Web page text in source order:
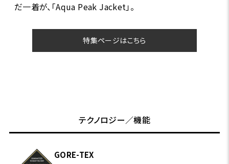
だ一着が、「Aqua Peak Jacket」。
特集ページはこちら
テクノロジー／機能
GORE-TEX